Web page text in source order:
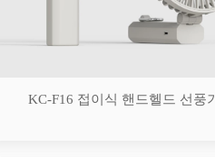
KC-F16 접이식 핸드헬드 선풍기